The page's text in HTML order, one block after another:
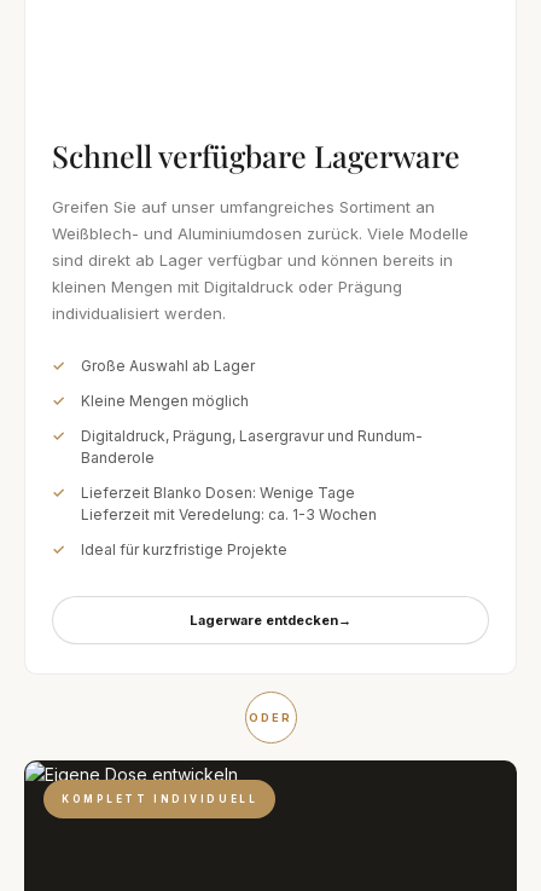
Schnell verfügbare Lagerware
Greifen Sie auf unser umfangreiches Sortiment an
Weißblech- und Aluminiumdosen zurück. Viele Modelle
sind direkt ab Lager verfügbar und können bereits in
kleinen Mengen mit Digitaldruck oder Prägung
individualisiert werden.
Große Auswahl ab Lager
Kleine Mengen möglich
Digitaldruck, Prägung, Lasergravur und Rundum-
Banderole
Lieferzeit Blanko Dosen: Wenige Tage
Lieferzeit mit Veredelung: ca. 1-3 Wochen
Ideal für kurzfristige Projekte
Lagerware entdecken→
ODER
KOMPLETT INDIVIDUELL